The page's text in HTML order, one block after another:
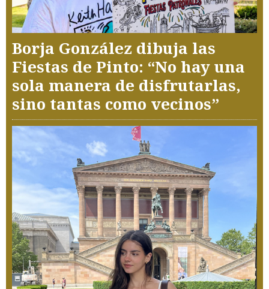
Borja González dibuja las
Fiestas de Pinto: “No hay una
sola manera de disfrutarlas,
sino tantas como vecinos”